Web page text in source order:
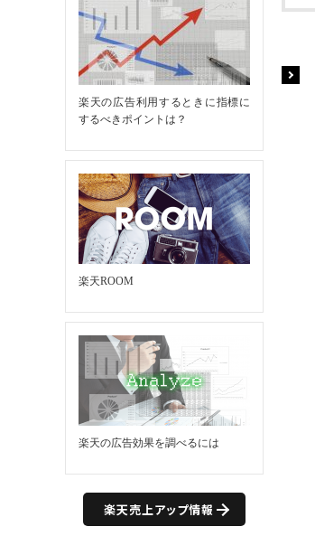
楽天の広告利用するときに指標に
するべきポイントは？
楽天ROOM
楽天の広告効果を調べるには
楽天売上アップ情報